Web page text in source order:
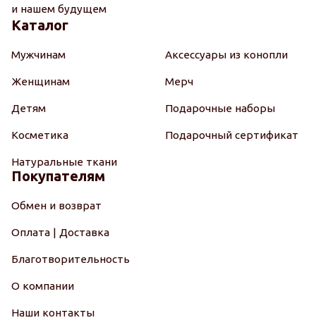
и нашем будущем
Каталог
Мужчинам
Женщинам
Детям
Косметика
Натуральные ткани
Аксессуары из конопли
Мерч
Подарочные наборы
Подарочный сертификат
Покупателям
Обмен и возврат
Оплата | Доставка
Благотворительность
О компании
Наши контакты